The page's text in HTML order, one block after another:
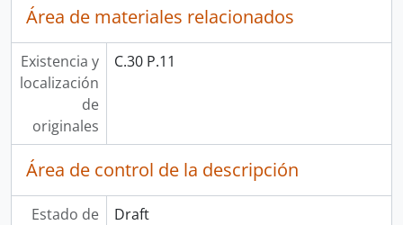
Área de materiales relacionados
Existencia y
localización
de
originales
C.30 P.11
Área de control de la descripción
Estado de
Draft